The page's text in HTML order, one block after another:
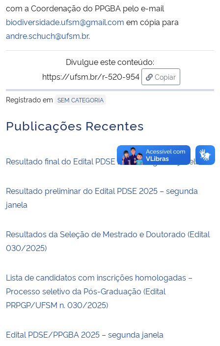
Gabinete de Segurança Institucional
Advocacia-Geral da União
Banco Central do Brasil
com a Coordenação do PPGBA pelo e-mail
biodiversidade.ufsm@gmail.com em cópia para
andre.schuch@ufsm.br.
Divulgue este conteúdo:
https://ufsm.br/r-520-954
Copiar
para área de
Registrado em SEM CATEGORIA
Publicações Recentes
Resultado final do Edital PDSE 2025 – segunda janela
Resultado preliminar do Edital PDSE 2025 – segunda
janela
Resultados da Seleção de Mestrado e Doutorado (Edital
030/2025)
Lista de candidatos com inscrições homologadas –
Processo seletivo da Pós-Graduação (Edital
PRPGP/UFSM n. 030/2025)
Edital PDSE/PPGBA 2025 – segunda janela